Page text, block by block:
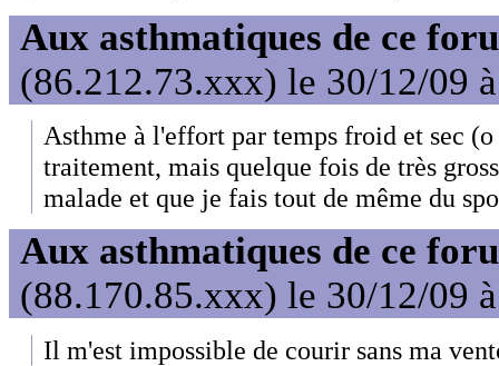
Aux asthmatiques de ce
(86.212.73.xxx) le 30/12/09
Asthme à l'effort par temps froid et sec
traitement, mais quelque fois de très
malade et que je fais tout de même du
Aux asthmatiques de ce
(88.170.85.xxx) le 30/12/09
Il m'est impossible de courir sans ma